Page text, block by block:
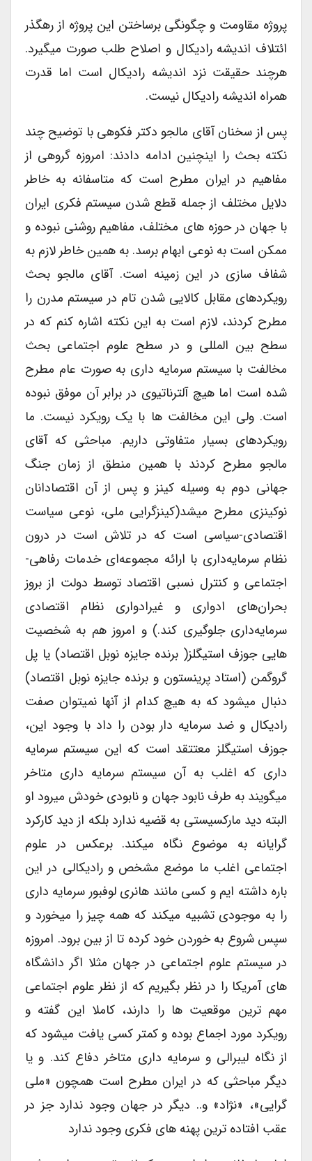
پروژه مقاومت و چگونگی برساختن این پروژه از رهگذر
ائتلاف اندیشه رادیکال و اصلاح طلب صورت میگیرد.
هرچند حقیقت نزد اندیشه رادیکال است اما قدرت
همراه اندیشه رادیکال نیست.
پس از سخنان آقای مالجو دکتر فکوهی با توضیح چند
نکته بحث را اینچنین ادامه دادند: امروزه گروهی از
مفاهیم در ایران مطرح است که متاسفانه به خاطر
دلایل مختلف از جمله قطع شدن سیستم فکری ایران
با جهان در حوزه های مختلف، مفاهیم روشنی نبوده و
ممکن است به نوعی ابهام برسد. به همین خاطر لازم به
شفاف سازی در این زمینه است. آقای مالجو بحث
رویکردهای مقابل کالایی شدن تام در سیستم مدرن را
مطرح کردند، لازم است به این نکته اشاره کنم که در
سطح بین المللی و در سطح علوم اجتماعی بحث
مخالفت با سیستم سرمایه داری به صورت عام مطرح
شده است اما هیچ آلترناتیوی در برابر آن موفق نبوده
است. ولی این مخالفت ها با یک رویکرد نیست. ما
رویکردهای بسیار متفاوتی داریم. مباحثی که آقای
مالجو مطرح کردند با همین منطق از زمان جنگ
جهانی دوم به وسیله کینز و پس از آن اقتصادانان
نوکینزی مطرح میشد(کینزگرایی ملی، نوعی سیاست
اقتصادی-سیاسی است که در تلاش است در درون
نظام سرمایه‌داری با ارائه مجموعه‌ای خدمات رفاهی-
اجتماعی و کنترل نسبی اقتصاد توسط دولت از بروز
بحران‌های ادواری و غیرادواری نظام اقتصادی
سرمایه‌داری جلوگیری کند.) و امروز هم به شخصیت
هایی جوزف استیگلز( برنده جایزه نوبل اقتصاد) یا پل
گروگمن (استاد پرینستون و برنده جایزه نوبل اقتصاد)
دنبال میشود که به هیچ کدام از آنها نمیتوان صفت
رادیکال و ضد سرمایه دار بودن را داد با وجود این،
جوزف استیگلز معتتقد است که این سیستم سرمایه
داری که اغلب به آن سیستم سرمایه داری متاخر
میگویند به طرف نابود جهان و نابودی خودش میرود او
البته دید مارکسیستی به قضیه ندارد بلکه از دید کارکرد
گرایانه به موضوع نگاه میکند. برعکس در علوم
اجتماعی اغلب ما موضع مشخص و رادیکالی در این
باره داشته ایم و کسی مانند هانری لوفبور سرمایه داری
را به موجودی تشبیه میکند که همه چیز را میخورد و
سپس شروع به خوردن خود کرده تا از بین برود. امروزه
در سیستم علوم اجتماعی در جهان مثلا اگر دانشگاه
های آمریکا را در نظر بگیریم که از نظر علوم اجتماعی
مهم ترین موقعیت ها را دارند، کاملا این گفته و
رویکرد مورد اجماع بوده و کمتر کسی یافت میشود که
از نگاه لیبرالی و سرمایه داری متاخر دفاع کند. و یا
دیگر مباحثی که در ایران مطرح است همچون «ملی
گرایی»، «نژاد» و.. دیگر در جهان وجود ندارد جز در
عقب افتاده ترین پهنه های فکری وجود ندارد